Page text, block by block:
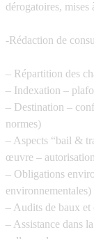
dérogatoires,
-Rédaction de
– Répartition des
– Indexation –
– Destination –
normes)
– Aspects “bail &
œuvre –
– Obligations
environnementales)
– Audits de baux
– Assistance dans